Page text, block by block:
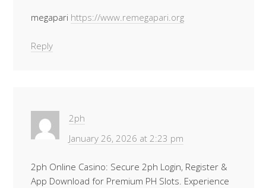
megapari https://www.remegapari.org
Reply
2ph
January 26, 2026 at 2:23 pm
2ph Online Casino: Secure 2ph Login, Register &
App Download for Premium PH Slots. Experience